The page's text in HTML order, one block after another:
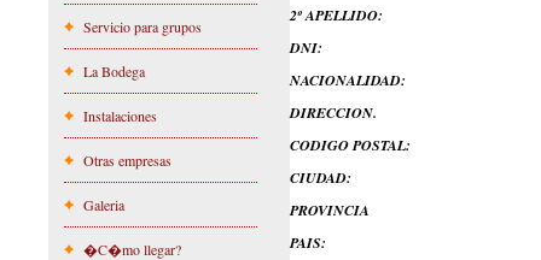
Servicio para grupos
La Bodega
Instalaciones
Otras empresas
Galeria
�C�mo llegar?
2º APELLIDO:
DNI:
NACIONALIDAD:
DIRECCION.
CODIGO POSTAL:
CIUDAD:
PROVINCIA
PAIS: